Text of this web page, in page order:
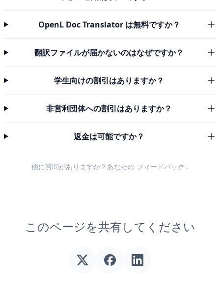
OpenL Doc Translator は無料ですか？
翻訳ファイルが届かないのはなぜですか？
学生向けの割引はありますか？
非営利団体への割引はありますか？
返金は可能ですか？
他に質問がありますか？あなたの フィードバック .
このページを共有してください